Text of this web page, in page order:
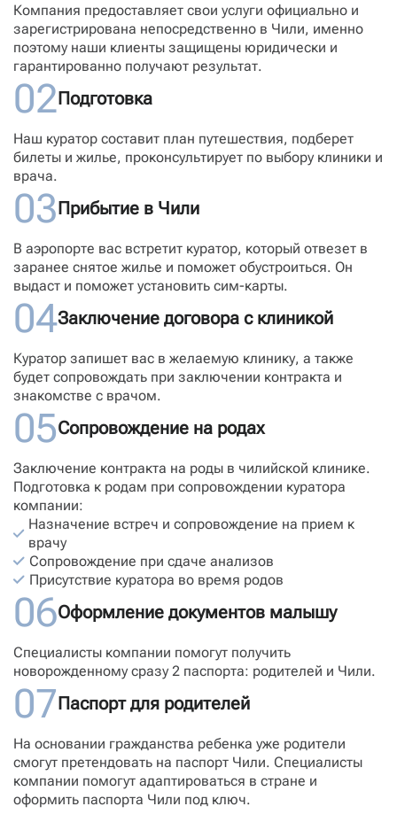
Компания предоставляет свои услуги официально и
зарегистрирована непосредственно в Чили, именно
поэтому наши клиенты защищены юридически и
гарантированно получают результат.
02Подготовка
Наш куратор составит план путешествия, подберет
билеты и жилье, проконсультирует по выбору клиники и
врача.
03Прибытие в Чили
В аэропорте вас встретит куратор, который отвезет в
заранее снятое жилье и поможет обустроиться. Он
выдаст и поможет установить сим-карты.
04Заключение договора с клиникой
Куратор запишет вас в желаемую клинику, а также
будет сопровождать при заключении контракта и
знакомстве с врачом.
05Сопровождение на родах
Заключение контракта на роды в чилийской клинике.
Подготовка к родам при сопровождении куратора
компании:
Назначение встреч и сопровождение на прием к
врачу
Сопровождение при сдаче анализов
Присутствие куратора во время родов
06Оформление документов малышу
Специалисты компании помогут получить
новорожденному сразу 2 паспорта: родителей и Чили.
07Паспорт для родителей
На основании гражданства ребенка уже родители
смогут претендовать на паспорт Чили. Специалисты
компании помогут адаптироваться в стране и
оформить паспорта Чили под ключ.